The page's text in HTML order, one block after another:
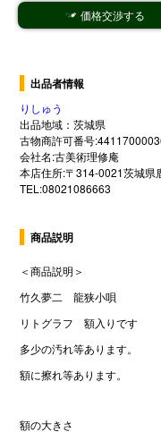
 価格交渉する
出品者情報
りしゅう
出品地域：茨城県
古物商許可番号
会社名:古美術理修庵
本店住所:〒314-0021茨城県
TEL:08021086663
商品説明